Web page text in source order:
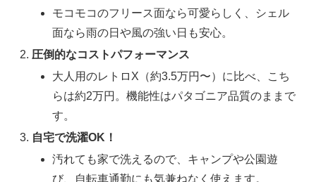
モコモコのフリース面なら可愛らしく、シェル
面なら雨の日や風の強い日も安心。
圧倒的なコストパフォーマンス
大人用のレトロX（約3.5万円〜）に比べ、こち
らは約2万円。機能性はパタゴニア品質のままで
す。
自宅で洗濯OK！
汚れても家で洗えるので、キャンプや公園遊
び、自転車通勤にも気兼ねなく使えます。